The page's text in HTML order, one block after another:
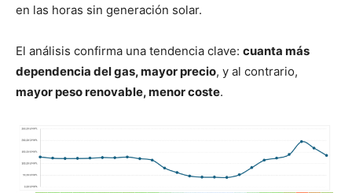
en las horas sin generación solar.
El análisis confirma una tendencia clave: cuanta más
dependencia del gas, mayor precio, y al contrario,
mayor peso renovable, menor coste.